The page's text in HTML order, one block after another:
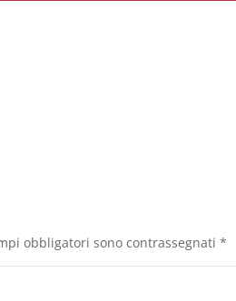
obbligatori sono contrassegnati*